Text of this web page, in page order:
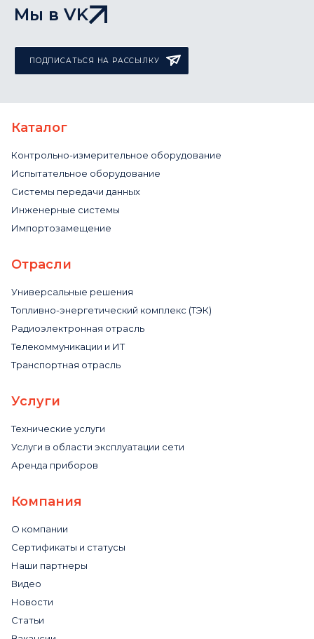
Мы в VK
ПОДПИСАТЬСЯ НА РАССЫЛКУ
Каталог
Контрольно-измерительное оборудование
Испытательное оборудование
Системы передачи данных
Инженерные системы
Импортозамещение
Отрасли
Универсальные решения
Топливно-энергетический комплекс (ТЭК)
Радиоэлектронная отрасль
Телекоммуникации и ИТ
Транспортная отрасль
Услуги
Технические услуги
Услуги в области эксплуатации сети
Аренда приборов
Компания
О компании
Сертификаты и статусы
Наши партнеры
Видео
Новости
Статьи